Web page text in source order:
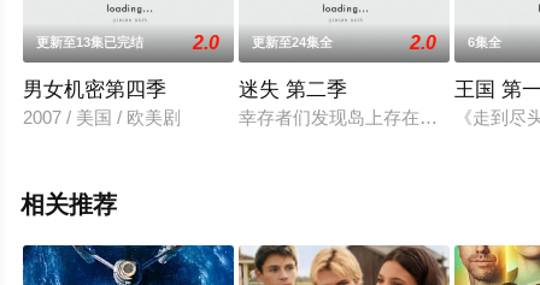
更新至13集已完结 2.0
男女机密第四季
2007 / 美国 / 欧美剧
更新至24集全 2.0
迷失 第二季
幸存者们发现岛上存在神秘建筑入口
6集全
王国 第
《走到
相关推荐